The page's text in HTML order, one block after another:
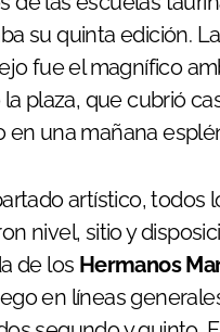
su quinta edición.
fue el magnífico
plaza, que cubrió
en una mañana
artístico, todos
nivel, sitio y
de los Hermanos
en líneas